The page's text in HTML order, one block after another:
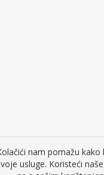
nam pomažu kako
usluge. Koristeći